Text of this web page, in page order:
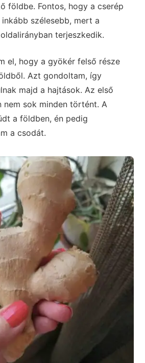
földbe. Fontos, hogy a cserép
szélesebb, mert a
terjeszkedik.
el, hogy a gyökér felső része
Azt gondoltam, így
majd a hajtások. Az első
nem sok minden történt. A
a földben, én pedig
a csodát.